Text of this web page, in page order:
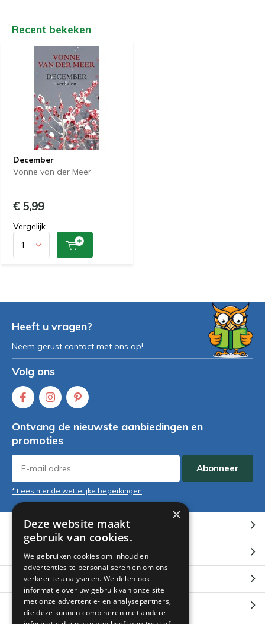
Recent bekeken
December
Vonne van der Meer
€ 5,99
Vergelijk
Heeft u vragen?
Neem gerust contact met ons op!
Volg ons
Ontvang de nieuwste aanbiedingen en
promoties
Abonneer
* Lees hier de wettelijke beperkingen
Klantenservice
Mijn account
Categorieën
Contact
×
Deze website maakt
gebruik van cookies.
We gebruiken cookies om inhoud en
advertenties te personaliseren en om ons
verkeer te analyseren. We delen ook
informatie over uw gebruik van onze site
met onze advertentie- en analysepartners,
die deze kunnen combineren met andere